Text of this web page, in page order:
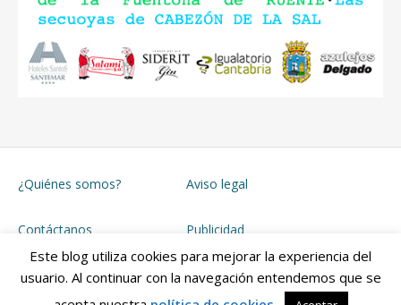
¿Quiénes somos? Aviso legal
Contáctanos Publicidad
Este blog utiliza cookies para mejorar la experiencia del
usuario. Al continuar con la navegación entendemos que se